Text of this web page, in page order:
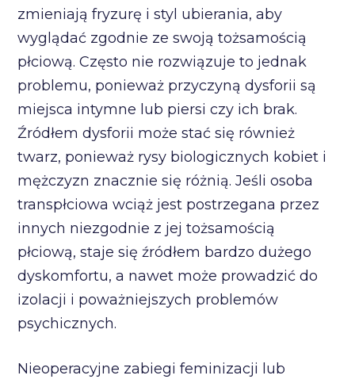
zmieniają fryzurę i styl ubierania, aby
wyglądać zgodnie ze swoją tożsamością
płciową. Często nie rozwiązuje to jednak
problemu, ponieważ przyczyną dysforii są
miejsca intymne lub piersi czy ich brak.
Źródłem dysforii może stać się również
twarz, ponieważ rysy biologicznych kobiet i
mężczyzn znacznie się różnią. Jeśli osoba
transpłciowa wciąż jest postrzegana przez
innych niezgodnie z jej tożsamością
płciową, staje się źródłem bardzo dużego
dyskomfortu, a nawet może prowadzić do
izolacji i poważniejszych problemów
psychicznych.
Nieoperacyjne zabiegi feminizacji lub